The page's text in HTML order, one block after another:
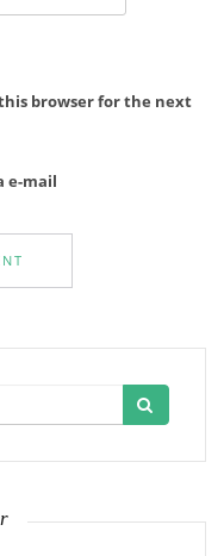
browser for the next
e-mail